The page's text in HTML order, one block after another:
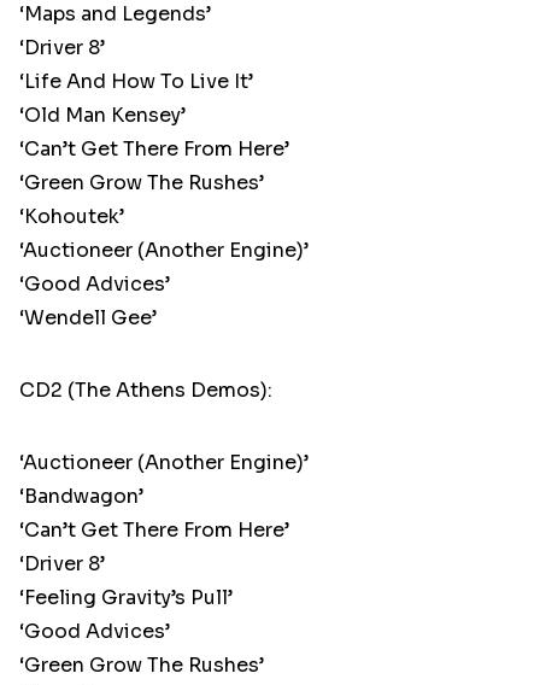
‘Maps and Legends’
‘Driver 8’
‘Life And How To Live It’
‘Old Man Kensey’
‘Can’t Get There From Here’
‘Green Grow The Rushes’
‘Kohoutek’
‘Auctioneer (Another Engine)’
‘Good Advices’
‘Wendell Gee’
CD2 (The Athens Demos):
‘Auctioneer (Another Engine)’
‘Bandwagon’
‘Can’t Get There From Here’
‘Driver 8’
‘Feeling Gravity’s Pull’
‘Good Advices’
‘Green Grow The Rushes’